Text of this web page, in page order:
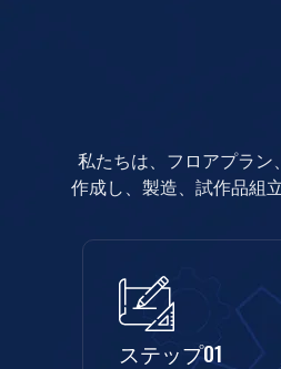
私たちは、フロアプラン
作成し、製造、試作品組
ステップ01